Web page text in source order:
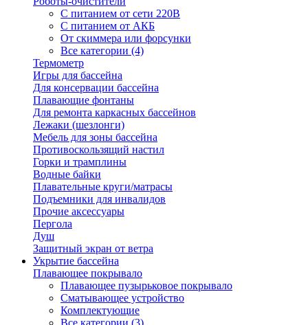
С питанием от сети 220В
С питанием от АКБ
От скиммера или форсунки
Все категории (4)
Термометр
Игры для бассейна
Для консервации бассейна
Плавающие фонтаны
Для ремонта каркасных бассейнов
Лежаки (шезлонги)
Мебель для зоны бассейна
Противоскользящий настил
Горки и трамплины
Водные байки
Плавательные круги/матрасы
Подъемники для инвалидов
Прочие аксессуары
Пергола
Душ
Защитный экран от ветра
Укрытие бассейна
Плавающее покрывало
Плавающее пузырьковое покрывало
Сматывающее устройство
Комплектующие
Все категории (3)